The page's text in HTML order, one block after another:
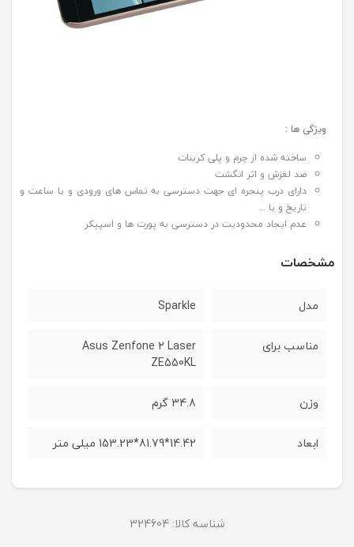
ویژگی ها :
ساخته شده از چرم و پلی کربنات
ضد لغزش و اثر انگشت
دارای درب پنجره ای جهت دسترسی به تماس های ورودی و یا ساعت و
تاریخ و یا ...
عدم ایجاد محدودیت در دسترسی به پورت ها و اسپیکر
مشخصات
مدل Sparkle
مناسب برای
Asus Zenfone 2 Laser
ZE550KL
وزن 34.8 گرم
ابعاد 14.42*81.79*153.23 میلی متر
شناسه کالا: 324604